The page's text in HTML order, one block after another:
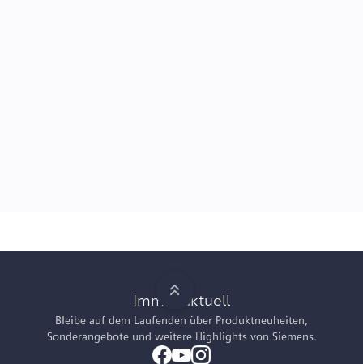
Immer aktuell
Bleibe auf dem Laufenden über Produktneuheiten,
Sonderangebote und weitere Highlights von Siemens.